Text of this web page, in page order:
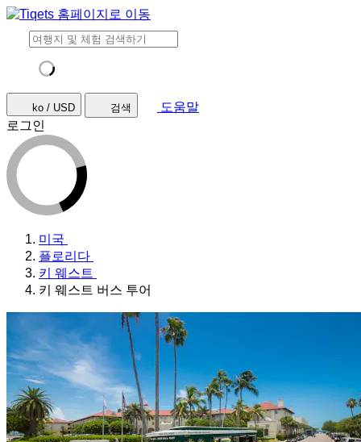
ko / USD 검색
도움말
로그인
미국
플로리다
키 웨스트
키 웨스트 버스 투어